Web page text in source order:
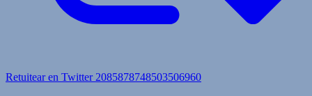
Retuitear en Twitter 2085878748503506960